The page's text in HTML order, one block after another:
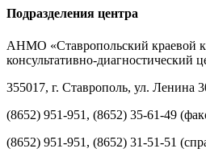
Подразделения центра
АНМО «Ставропольский краевой
консультативно-диагностический
355017, г. Ставрополь, ул. Ленина
(8652) 951-951, (8652) 35-61-49
(8652) 951-951, (8652) 31-51-51